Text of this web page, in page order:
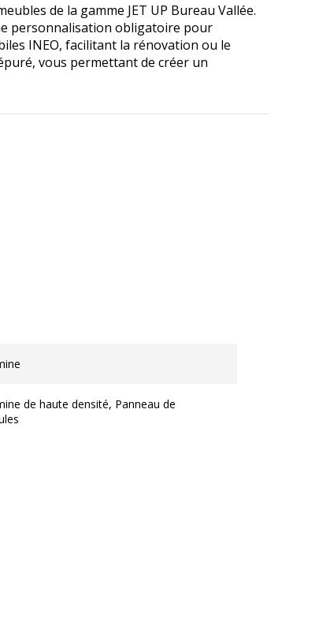
de la gamme JET UP Bureau Vallée.
personnalisation obligatoire pour
INEO, facilitant la rénovation ou le
vous permettant de créer un
de haute densité, Panneau de